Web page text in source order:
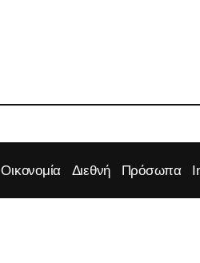
Οικονομία Διεθνή Πρόσωπα